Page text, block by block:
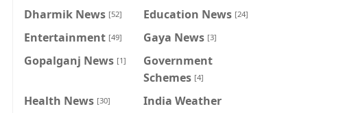
Dharmik News [52] Education News [24]
Entertainment [49] Gaya News [3]
Gopalganj News [1]
Government
Schemes [4]
Health News [30]
India Weather